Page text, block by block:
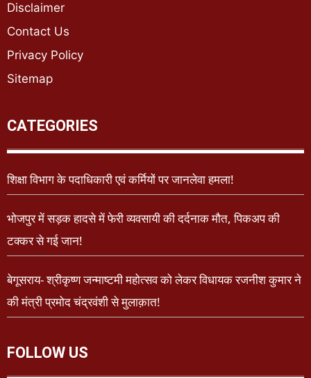
Disclaimer
Contact Us
Privacy Policy
Sitemap
CATEGORIES
शिक्षा विभाग के पदाधिकारी एवं कर्मियों पर जानलेवा हमला!
भोजपुर में सड़क हादसे में फेरी व्यवसायी की दर्दनाक मौत, पिकअप की
टक्कर से गई जान!
बेगूसराय- श्रीकृष्ण जन्माष्टमी महोत्सव को लेकर विधायक रजनीश कुमार ने
की मंत्री प्रमोद चंद्रवंशी से मुलाक़ात!
FOLLOW US